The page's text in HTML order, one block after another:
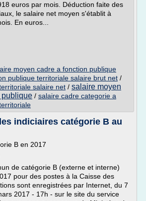
euros par mois. Déduction faite des
le salaire net moyen s'établit à
En euros...
moyen cadre a fonction publique
publique territoriale salaire brut net /
salaire net / salaire moyen
publique / salaire cadre categorie a
indiciaires catégorie B au
B en 2017
de catégorie B (externe et interne)
pour des postes à la Caisse des
sont enregistrées par Internet, du 7
2017 - 17h - sur le site du service